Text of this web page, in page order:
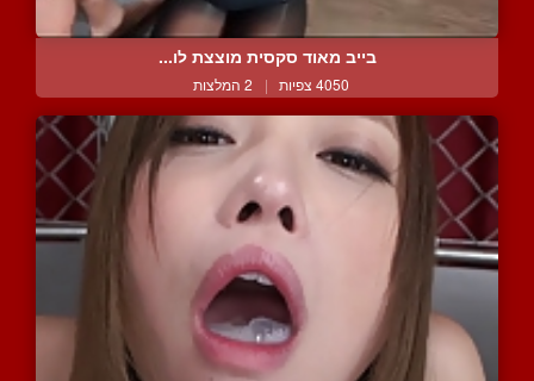
בייב מאוד סקסית מוצצת לו...
4050 צפיות | 2 המלצות